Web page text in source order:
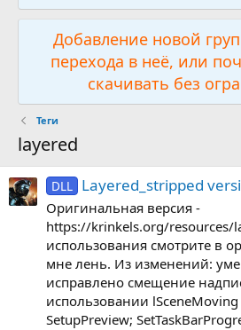
Добавление новой
перехода в неё, или
скачивать без
Теги
layered
DLL Layered_stripped
Оригинальная версия -
https://krinkels.org/
использования смотрите в
мне лень. Из изменений:
исправлено смещение
использовании
SetupPreview;